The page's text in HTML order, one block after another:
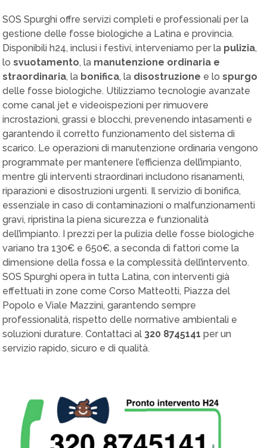
SOS Spurghi offre servizi completi e professionali per la
gestione delle fosse biologiche a Latina e provincia.
Disponibili h24, inclusi i festivi, interveniamo per la pulizia,
lo svuotamento, la manutenzione ordinaria e
straordinaria, la bonifica, la disostruzione e lo spurgo
delle fosse biologiche. Utilizziamo tecnologie avanzate
come canal jet e videoispezioni per rimuovere
incrostazioni, grassi e blocchi, prevenendo intasamenti e
garantendo il corretto funzionamento del sistema di
scarico. Le operazioni di manutenzione ordinaria vengono
programmate per mantenere l’efficienza dell’impianto,
mentre gli interventi straordinari includono risanamenti,
riparazioni e disostruzioni urgenti. Il servizio di bonifica,
essenziale in caso di contaminazioni o malfunzionamenti
gravi, ripristina la piena sicurezza e funzionalità
dell’impianto. I prezzi per la pulizia delle fosse biologiche
variano tra 130€ e 650€, a seconda di fattori come la
dimensione della fossa e la complessità dell’intervento.
SOS Spurghi opera in tutta Latina, con interventi già
effettuati in zone come Corso Matteotti, Piazza del
Popolo e Viale Mazzini, garantendo sempre
professionalità, rispetto delle normative ambientali e
soluzioni durature. Contattaci al 320 8745141 per un
servizio rapido, sicuro e di qualità.